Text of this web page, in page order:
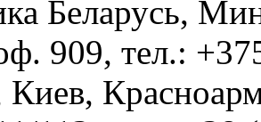
Беларусь,
909, тел.: